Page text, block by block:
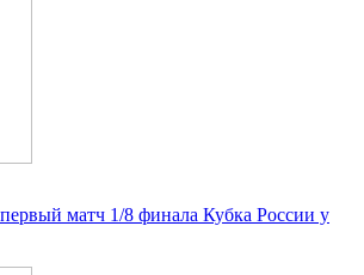
матч 1/8 финала Кубка России у